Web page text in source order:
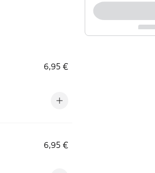
6,95 €
6,95 €